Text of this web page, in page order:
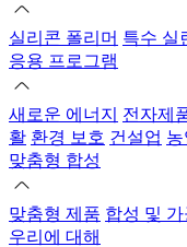
실리콘 폴리머 특수 실
응용 프로그램
새로운 에너지 전자제
활 환경 보호 건설업 농
맞춤형 합성
맞춤형 제품 합성 및 가
우리에 대해